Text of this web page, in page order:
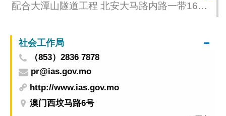
配合大潭山隧道工程 北安大马路内路一带16日
社会工作局
（853）2836 7878
pr@ias.gov.mo
http://www.ias.gov.mo
澳门西坟马路6号